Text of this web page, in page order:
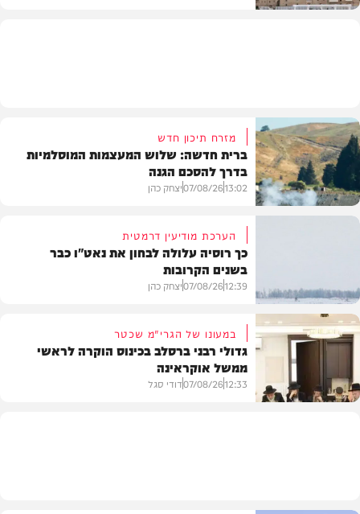
מזרח תיכון חדש
ברית חדשה: שלוש המעצמות המוסלמיות
בדרך להסכם הגנה
13:02
07/08/26יצחק כהן
הערכת מודיעין דרמטית
כך רוסיה עלולה לבחון את נאט"ו כבר
בשנים הקרובות
12:39
07/08/26יצחק כהן
במעונו של הגרי"מ שכטר
גדולי רבני ברסלב בכינוס הוקרה לראשי
ממשל אוקראינה
12:33
07/08/26דודי סגל